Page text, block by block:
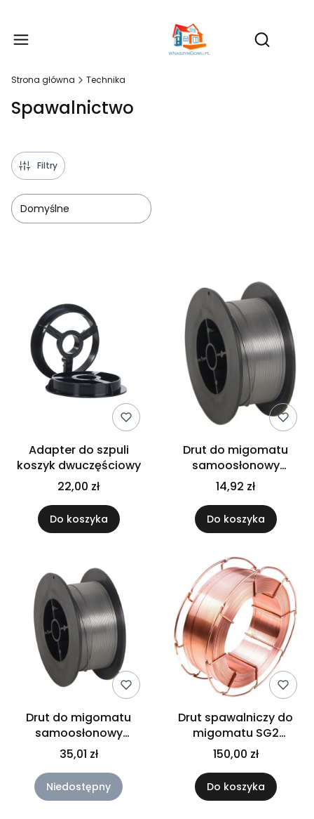
Otwórz
Strona główna Technika
Spawalnictwo
Filtry
Domyślne
Adapter do szpuli
koszyk dwuczęściowy
22,00 zł
Do koszyka
Drut do migomatu
samoosłonowy
fi0,8/0,5kg
14,92 zł
Do koszyka
Drut do migomatu
samoosłonowy
fi0,9/0,5kg
35,01 zł
Niedostępny
Drut spawalniczy do
migomatu SG2
0,8/15kg
150,00 zł
Do koszyka